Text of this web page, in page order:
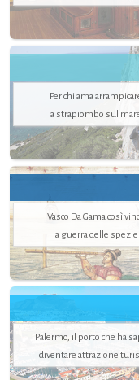
Per chi ama
a strapiombo sul
Vasco Da Gama così
la guerra delle spezie
Palermo, il porto che ha
diventare attrazione